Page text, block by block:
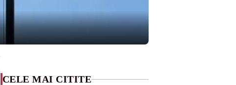
CELE MAI CITITE